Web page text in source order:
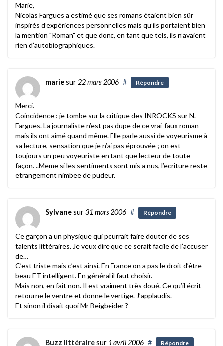
Marie,
Nicolas Fargues a estimé que ses romans étaient bien sûr
inspirés d’expériences personnelles mais qu’ils portaient bien
la mention "Roman" et que donc, en tant que tels, ils n’avaient
rien d’autobiographiques.
mariesur 22 mars 2006 # Répondre
Merci.
Coincidence : je tombe sur la critique des INROCKS sur N.
Fargues. La journaliste n’est pas dupe de ce vrai-faux roman
mais ils ont aimé quand même. Elle parle aussi de voyeurisme à
sa lecture, sensation que je n’ai pas éprouvée ; on est
toujours un peu voyeuriste en tant que lecteur de toute
façon. ..Meme si les sentiments sont mis a nus, l’ecriture reste
etrangement nimbee de pudeur.
Sylvanesur31 mars 2006 # Répondre
Ce garçon a un physique qui pourrait faire douter de ses
talents littéraires. Je veux dire que ce serait facile de l’accuser
de…
C’est triste mais c’est ainsi. En France on a pas le droit d’être
beau ET intelligent. En général il faut choisir.
Mais non, en fait non. Il est vraiment très doué. Ce qu’il écrit
retourne le ventre et donne le vertige. J’applaudis.
Et sinon il disait quoi Mr Beigbeider ?
Buzz littérairesur 1 avril 2006 # Répondre